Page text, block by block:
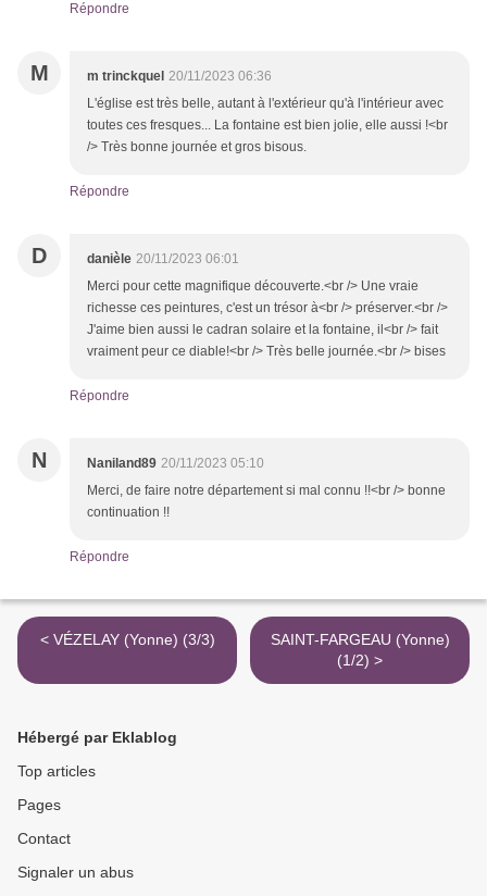
Répondre
M m trinckquel 20/11/2023 06:36
L'église est très belle, autant à l'extérieur qu'à l'intérieur avec
toutes ces fresques... La fontaine est bien jolie, elle aussi !<br
/> Très bonne journée et gros bisous.
Répondre
D danièle 20/11/2023 06:01
Merci pour cette magnifique découverte.<br /> Une vraie
richesse ces peintures, c'est un trésor à<br /> préserver.<br />
J'aime bien aussi le cadran solaire et la fontaine, il<br /> fait
vraiment peur ce diable!<br /> Très belle journée.<br /> bises
Répondre
N Naniland89 20/11/2023 05:10
Merci, de faire notre département si mal connu !!<br /> bonne
continuation !!
Répondre
< VÉZELAY (Yonne) (3/3)
SAINT-FARGEAU (Yonne)
(1/2) >
Hébergé par Eklablog
Top articles
Pages
Contact
Signaler un abus